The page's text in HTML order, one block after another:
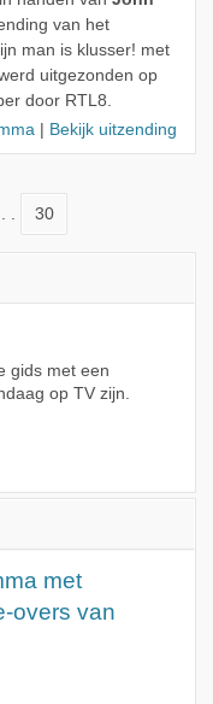
van het
man is klusser! met
uitgezonden op
door RTL8.
Bekijk uitzending
. 30
gids met een
op TV zijn.
met
overs van